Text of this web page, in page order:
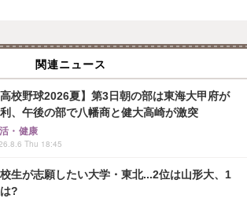
関連ニュース
高校野球2026夏】第3日朝の部は東海大甲府が
、午後の部で八幡商と健大高崎が激突
・健康
Thu 18:45
生が志願したい大学・東北...2位は山形大、1
?